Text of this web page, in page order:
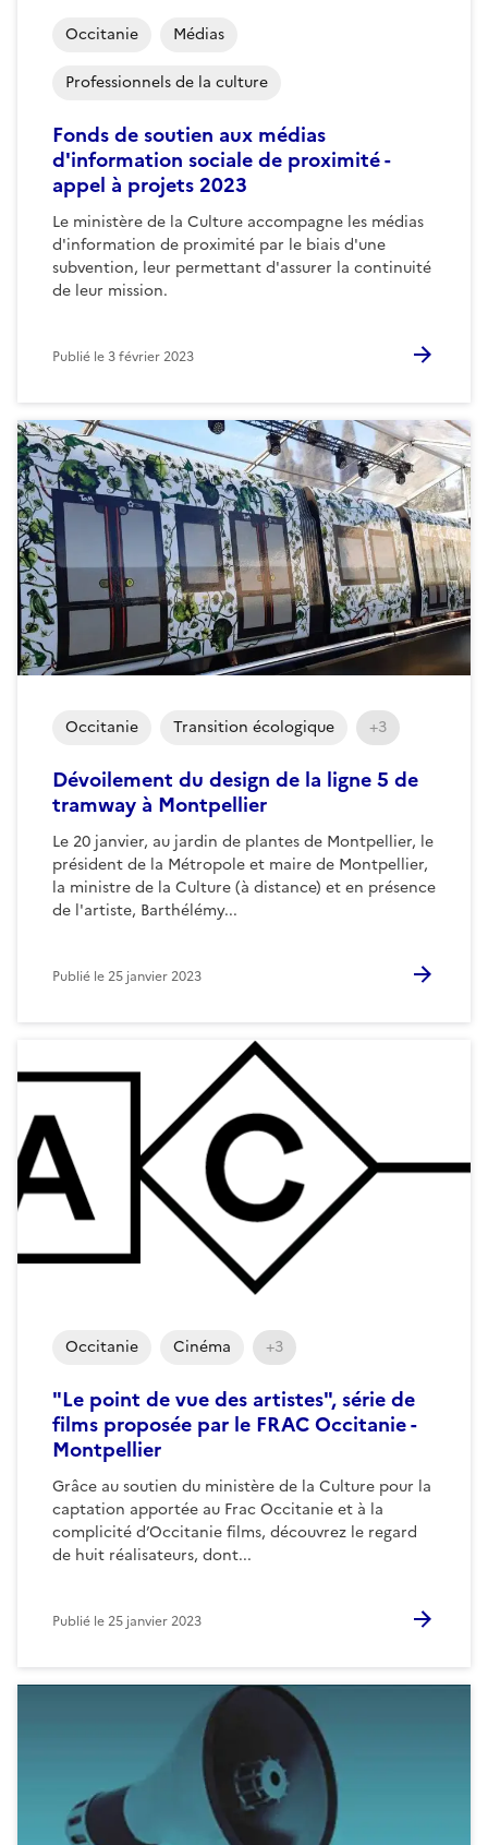
Fonds de soutien aux médias
d'information sociale de proximité -
appel à projets 2023
Le ministère de la Culture accompagne les médias
d'information de proximité par le biais d'une
subvention, leur permettant d'assurer la continuité
de leur mission.
Occitanie Médias
Professionnels de la culture
Publié le3 février 2023
Dévoilement du design de la ligne 5 de
tramway à Montpellier
Le 20 janvier, au jardin de plantes de Montpellier, le
président de la Métropole et maire de Montpellier,
la ministre de la Culture (à distance) et en présence
de l'artiste, Barthélémy...
Occitanie Transition écologique +3
Publié le25 janvier 2023
"Le point de vue des artistes", série de
films proposée par le FRAC Occitanie -
Montpellier
Grâce au soutien du ministère de la Culture pour la
captation apportée au Frac Occitanie et à la
complicité d’Occitanie films, découvrez le regard
de huit réalisateurs, dont...
Occitanie Cinéma +3
Publié le25 janvier 2023